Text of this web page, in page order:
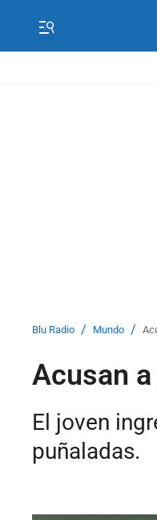
Blu Radio / Mundo /
Acusan
El joven
puñaladas.